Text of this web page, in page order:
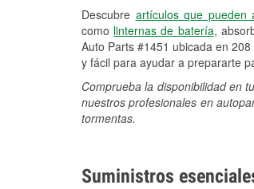
Descubre artículos que pueden
como linternas de batería,
Auto Parts #1451 ubicada en
y fácil para ayudar a prepararte
Comprueba la disponibilidad en
nuestros profesionales en
tormentas.
Suministros